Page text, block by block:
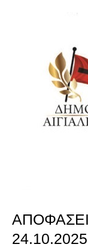
24.10.2025
24.10.2025